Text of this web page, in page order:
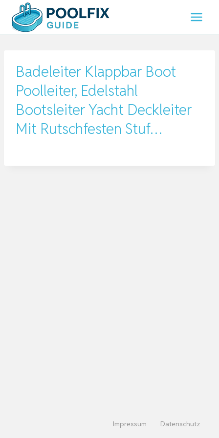
Inhalt
springen
Badeleiter Klappbar Boot
Poolleiter, Edelstahl
Bootsleiter Yacht Deckleiter
Mit Rutschfesten Stuf…
Impressum Datenschutz